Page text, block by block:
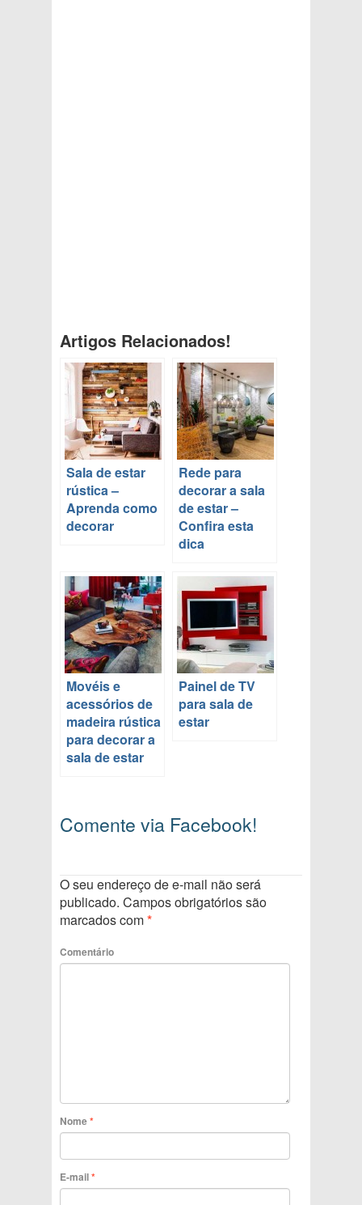
Artigos Relacionados!
Sala de estar
rústica –
Aprenda como
decorar
Rede para
decorar a sala
de estar –
Confira esta
dica
Movéis e
acessórios de
madeira rústica
para decorar a
sala de estar
Painel de TV
para sala de
estar
Comente via Facebook!
O seu endereço de e-mail não será
publicado. Campos obrigatórios são
marcados com*
Comentário
Nome*
E-mail*